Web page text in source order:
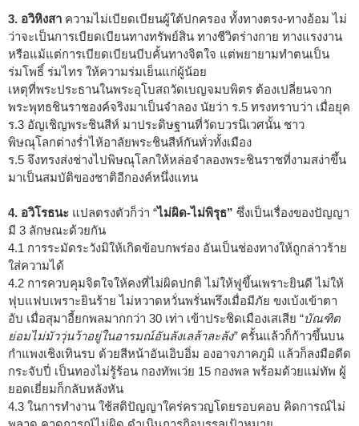
3. อวิหิงสา ความไม่เบียดเบียนผู้ใต้ปกครอง ทั้งทางตรง-ทางอ้อม ไม่
ว่าจะเป็นการเบียดเบียนทางทรัพย์สิน ทางชีวิตร่างกาย ทางแรงงาน
หรือแม้แต่การเบียดเบียนบีบคั้นทางจิตใจ แต่พยายามทำตนเป็น
ร่มโพธิ์ ร่มไทร ให้ความร่มเย็นแก่ผู้น้อย
เหตุที่พระประธานในพระอุโบสถวัดเบญจมบพิตร ต้องเปลี่ยนจาก
พระพุทธชินราชองค์จริงมาเป็นจำลอง นัยว่า ร.5 ทรงทราบว่า เมื่อยุค
ร.3 อัญเชิญพระชินสีห์ มาประดิษฐานที่วัดบวรนิเวศนั้น ชาว
พิษณุโลกต่างร่ำไห้อาลัยพระชินสีห์กันทั่วทั้งเมือง
ร.5 จึงทรงส่งช่างไปพิษณุโลกให้หล่อจำลองพระชินราชที่งามสง่าขึ้น
มาเป็นสมบัติของชาติอีกองค์หนึ่งแทน
4. อวิโรธนะ แปลตรงตัวก็ว่า “ไม่ผิด-ไม่พิรุธ” ซึ่งเป็นเรื่องของปัญญา
มี 3 ลักษณะด้วยกัน
4.1 การระมัดระวังมิให้เกิดข้อบกพร่อง อันเป็นช่องทางให้ถูกล่าวร้าย
ใส่ความได้
4.2 การควบคุมจิตใจให้คงที่ไม่ผิดปกติ ไม่ให้ฟูขึ้นเพราะยินดี ไม่ให้
ฟุบแฟบเพราะยินร้าย ไม่หวาดหวั่นพรั่นพรึงเมื่อมีภัย ขงเบ้งเข้าตา
อับ เมื่อสุมาอี้ยกพลมากกว่า 30 เท่า เข้าประชิดเมืองเสเสีย “บัณฑิต
ย่อมไม่มัววุ่นว้าอยู่ในอารมณ์อันลังเลล้าละลัง” ครั้นแล้วก็ก้าวขึ้นบน
กำแพงเชิงเทินรบ ด้วยสีหน้าอันเอิบอิ่ม องอาจภาคภูมิ แล้วก็ลงมือดีด
กระจับปี่ เป็นทองไม่รู้ร้อน กองทัพเว่ย 15 กองพล พร้อมด้วยแม่ทัพ ผู้
ยอดเยี่ยมก็กลับหลังหัน
4.3 ในการทำงาน ใช้สติปัญญาใคร่ครวญโดยรอบคอบ คิดการณ์ไม่